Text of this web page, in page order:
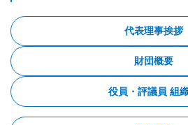
代表理事挨拶
財団概要
役員・評議員 組